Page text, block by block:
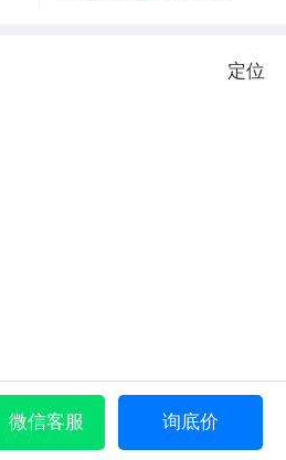
定位
微信客服 询底价